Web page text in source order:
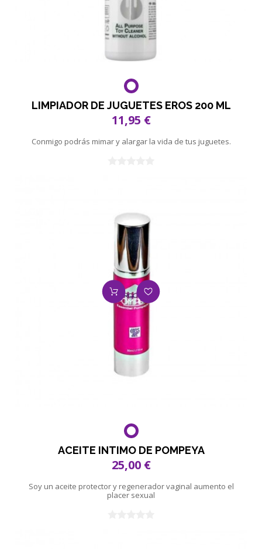
LIMPIADOR DE JUGUETES EROS 200 ML
11,95 €
Conmigo podrás mimar y alargar la vida de tus juguetes.
ACEITE INTIMO DE POMPEYA
25,00 €
Soy un aceite protector y regenerador vaginal aumento el
placer sexual